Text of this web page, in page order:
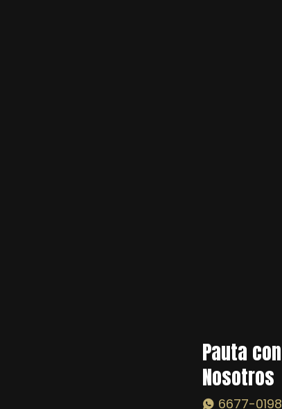
Pauta con
Nosotros
6677-0198